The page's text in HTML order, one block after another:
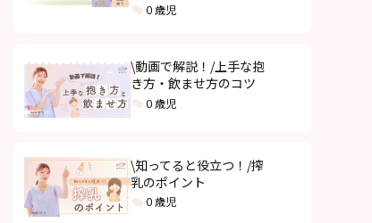
０歳児
\動画で解説！/上手な抱
き方・飲ませ方のコツ
０歳児
\知ってると役立つ！/搾
乳のポイント
０歳児